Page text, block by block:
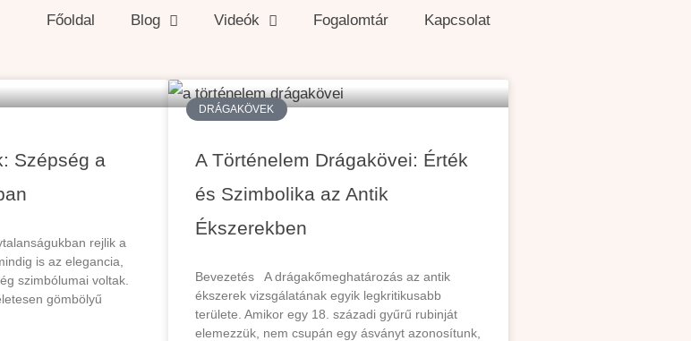
Főoldal Blog Videók Fogalomtár Kapcsolat
Szépség a
rejlik a
is az elegancia,
szimbólumai voltak.
gömbölyű
DRÁGAKÖVEK
A Történelem Drágakövei: Érték
és Szimbolika az Antik
Ékszerekben
Bevezetés A drágakőmeghatározás az antik
ékszerek vizsgálatának egyik legkritikusabb
területe. Amikor egy 18. századi gyűrű rubinját
elemezzük, nem csupán egy ásványt azonosítunk,